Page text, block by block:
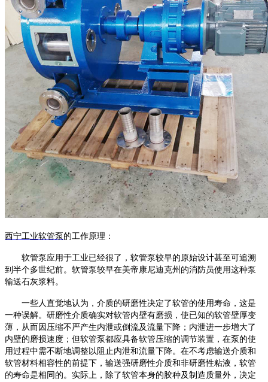
西宁工业软管泵 的工作原理 ：
软管泵 应用于工业已经很了， 软管泵较早的原始设计甚至可追溯
到半个多世纪前。 软管泵较早在美帝康尼迪克州的消防员使用这种泵
输送石灰浆料。
一些人直觉地认为，介质的研磨性决定了软管的使用寿命，这是
一种误解。研磨性介质确实对软管内壁有磨损，使已知的软管壁厚变
薄，从而因压缩不严产生内泄或倒流及流量下降；内泄进一步增大了
内壁的磨损速度；但软管泵都应具备软管压缩的调节装置，在泵的使
用过程中需不断地调整以阻止内泄和流量下降。在不考虑输送介质和
软管材料相容性的前提下，输送强研磨性介质和非研磨性粘液，软管
的寿命是相同的。实际上，除了软管本身的胶种及制造质量外，决定